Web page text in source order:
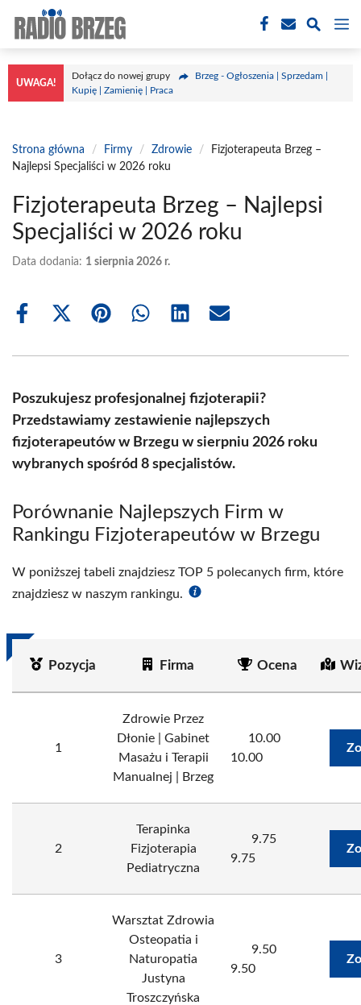
treści
UWAGA!
Dołącz do nowej grupy
Brzeg - Ogłoszenia | Sprzedam |
Kupię | Zamienię | Praca
Strona główna / Firmy / Zdrowie /
Fizjoterapeuta Brzeg –
Najlepsi Specjaliści w 2026 roku
Fizjoterapeuta Brzeg – Najlepsi
Specjaliści w 2026 roku
Data dodania: 1 sierpnia 2026 r.
Share
Share
(Twitter)
Share Share Share Share
Poszukujesz profesjonalnej fizjoterapii?
Przedstawiamy zestawienie najlepszych
fizjoterapeutów w Brzegu w sierpniu 2026 roku
wybranych spośród 8 specjalistów.
Porównanie Najlepszych Firm w
Rankingu Fizjoterapeutów w Brzegu
W poniższej tabeli znajdziesz TOP 5 polecanych firm, które
znajdziesz w naszym rankingu.
Pozycja Firma Ocena
1
Zdrowie Przez
Dłonie | Gabinet
Masażu i Terapii
Manualnej | Brzeg
10.00
10.00
2
Terapinka
Fizjoterapia
Pediatryczna
9.75
9.75
3
Warsztat Zdrowia
Osteopatia i
Naturopatia
Justyna
Troszczyńska
9.50
9.50